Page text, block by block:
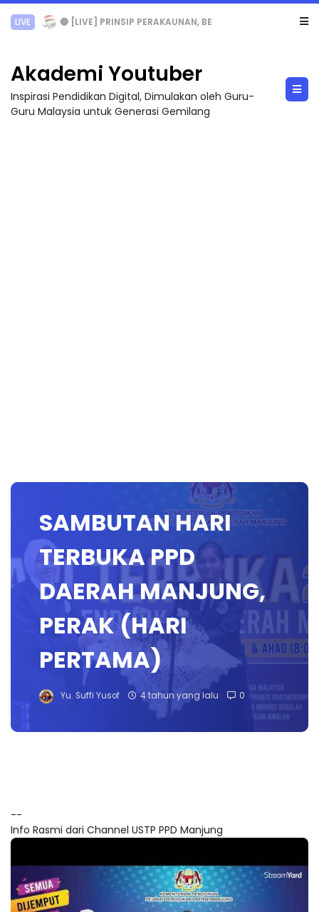
TRANSFORMASI DIGITAL GURU SIRI 7 : PAHLAWAN DIGITAL PENYELAMAT DUNIA
Akademi Youtuber
Inspirasi Pendidikan Digital, Dimulakan oleh Guru-
Guru Malaysia untuk Generasi Gemilang
SAMBUTAN HARI
TERBUKA PPD
DAERAH MANJUNG,
PERAK (HARI
PERTAMA)
Yu. Suffi Yusof 4 tahun yang lalu 0
--
Info Rasmi dari Channel USTP PPD Manjung